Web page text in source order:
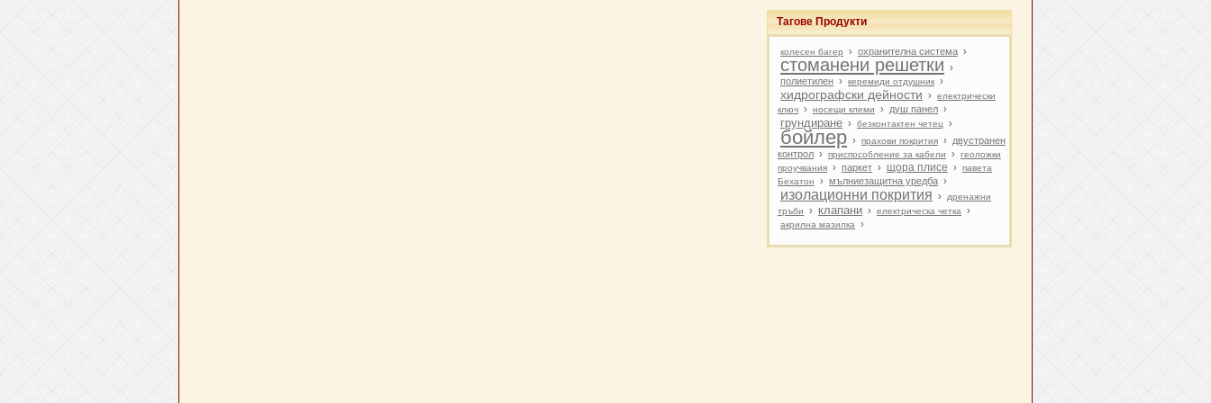
Тагове Продукти
колесен багер › охранителна система ›
стоманени решетки ›
полиетилен › керемиди отдушник ›
хидрографски дейности ›
електрически
ключ › носещи клеми › душ панел ›
грундиране › безконтактен четец ›
бойлер › прахови покрития ›
двустранен
контрол › приспособление за кабели ›
геоложки
проучвания › паркет › щора плисе ›
павета
Бехатон
› мълниезащитна уредба ›
изолационни покрития ›
дренажни
тръби
› клапани › електрическа четка ›
акрилна мазилка ›